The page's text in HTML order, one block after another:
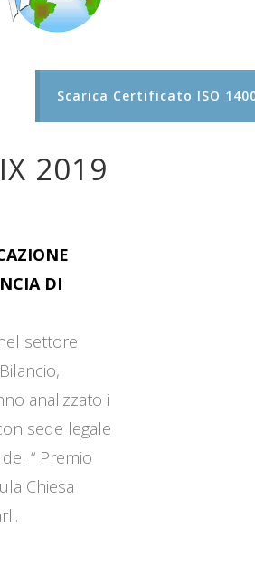
Scarica Certificato ISO
2019
DI
settore
analizzato i
sede legale
“ Premio
Chiesa